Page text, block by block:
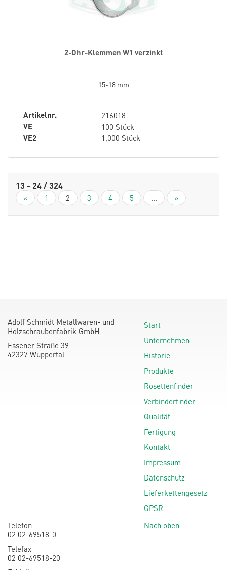
2-Ohr-Klemmen W1 verzinkt
15-18 mm
Artikelnr.
216018
VE
100 Stück
VE2
1,000 Stück
13 - 24 / 324
« 1 2 3 4 5 ... »
Adolf Schmidt Metallwaren- und
Holzschraubenfabrik GmbH
Essener Straße 39
42327 Wuppertal
Start
Unternehmen
Historie
Produkte
Rosettenfinder
Verbinderfinder
Qualität
Fertigung
Kontakt
Impressum
Datenschutz
Lieferkettengesetz
GPSR
Telefon
02 02-69518-0
Telefax
02 02-69518-20
Nach oben